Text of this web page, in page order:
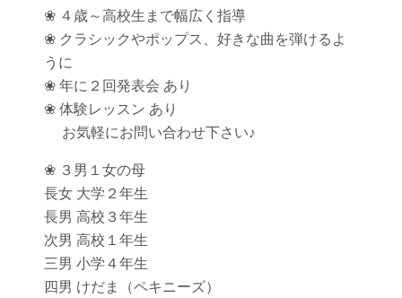
❀ ４歳～高校生まで幅広く指導
❀ クラシックやポップス、好きな曲を弾けるよ
うに
❀ 年に２回発表会 あり
❀ 体験レッスン あり
お気軽にお問い合わせ下さい♪
❀ ３男１女の母
長女 大学２年生
長男 高校３年生
次男 高校１年生
三男 小学４年生
四男 けだま（ペキニーズ）